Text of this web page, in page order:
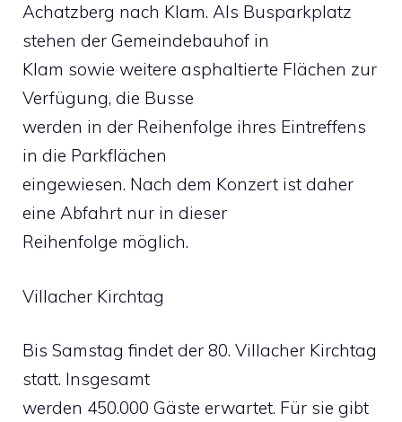
Achatzberg nach Klam. Als Busparkplatz
stehen der Gemeindebauhof in
Klam sowie weitere asphaltierte Flächen zur
Verfügung, die Busse
werden in der Reihenfolge ihres Eintreffens
in die Parkflächen
eingewiesen. Nach dem Konzert ist daher
eine Abfahrt nur in dieser
Reihenfolge möglich.
Villacher Kirchtag
Bis Samstag findet der 80. Villacher Kirchtag
statt. Insgesamt
werden 450.000 Gäste erwartet. Für sie gibt